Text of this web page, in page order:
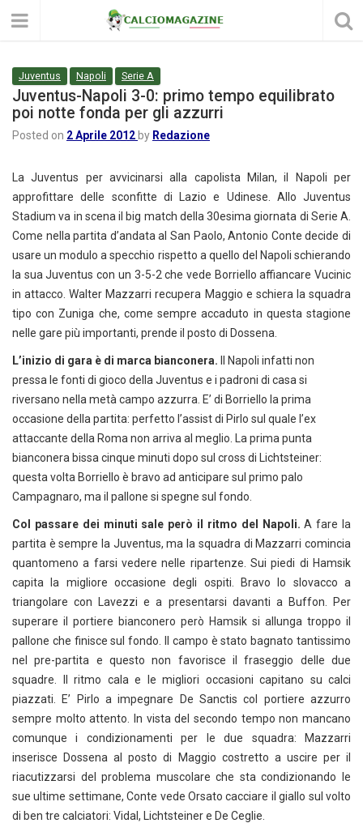
Juventus Napoli Serie A
Juventus-Napoli 3-0: primo tempo equilibrato
poi notte fonda per gli azzurri
Posted on 2 Aprile 2012 by Redazione
La Juventus per avvicinarsi alla capolista Milan, il Napoli per
approfittare delle sconfitte di Lazio e Udinese. Allo Juventus
Stadium va in scena il big match della 30esima giornata di Serie A.
Come nella partita d’andata al San Paolo, Antonio Conte decide di
usare un modulo a specchio rispetto a quello del Napoli schierando
la sua Juventus con un 3-5-2 che vede Borriello affiancare Vucinic
in attacco. Walter Mazzarri recupera Maggio e schiera la squadra
tipo con Zuniga che, come sempre accaduto in questa stagione
nelle gare più importanti, prende il posto di Dossena.
L’inizio di gara è di marca bianconera. Il Napoli infatti non
pressa le fonti di gioco della Juventus e i padroni di casa si
riversano nella metà campo azzurra. E’ di Borriello la prima
occasione della partita: perfetto l’assist di Pirlo sul quale l’ex
attaccante della Roma non arriva al meglio. La prima punta
bianconera bissa cinque minuti dopo sul cross di Lichtsteiner:
questa volta Borriello è bravo ad anticipare sul primo palo
Campagnaro, ma il pallone si spegne sul fondo.
Col passare dei minuti sale però il ritmo del Napoli.A fare la
partita è sempre la Juventus, ma la squadra di Mazzarri comincia
quantomeno a farsi vedere nelle ripartenze. Sui piedi di Hamsik
capita la migliore occasione degli ospiti. Bravo lo slovacco a
triangolare con Lavezzi e a presentarsi davanti a Buffon. Per
superare il portiere bianconero però Hamsik si allunga troppo il
pallone che finisce sul fondo. Il campo è stato bagnato tantissimo
nel pre-partita e questo non favorisce il fraseggio delle due
squadre. Il ritmo cala e le migliori occasioni capitano su calci
piazzati. E’ Pirlo a impegnare De Sanctis col portiere azzurro
sempre molto attento. In vista del secondo tempo non mancano
comunque i condizionamenti per le due squadra: Mazzarri
inserisce Dossena al posto di Maggio costretto a uscire per il
riacutizzarsi del problema muscolare che sta condizionando le
sue ultime settimane, Conte vede Orsato cacciare il giallo sul volto
di ben tre calciatori: Vidal, Lichtsteiner e De Ceglie.